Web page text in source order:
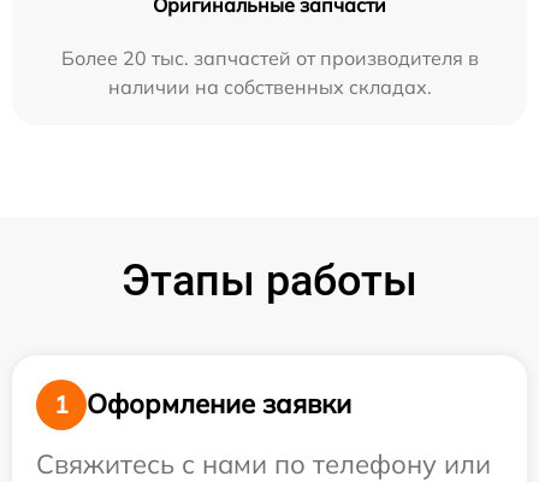
Более 20 тыс. запчастей от производителя в
наличии на собственных складах.
Этапы работы
1
Оформление заявки
Свяжитесь с нами по телефону или